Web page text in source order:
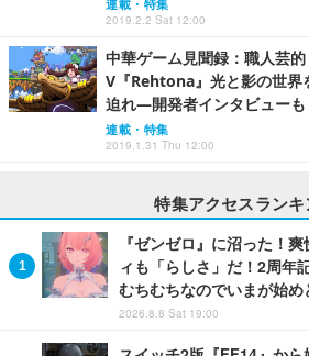
連載・特集
2019.2.2 Sat 12:00
中華ゲーム見聞録：職人芸
V『Rehtona』光と影の世界
迫れ―開発者インタビューも
連載・特集
2019.1.31 Thu 12:00
特集アクセスランキ
『ゼンゼロ』に沼った！
ィも「らしさ」だ！2周年
むちむちなのでいまが始め
2026.8.8 Sat 19:00